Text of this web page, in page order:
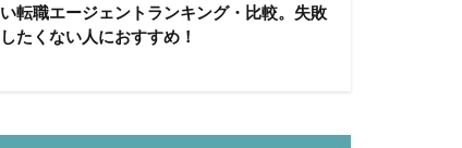
い転職エージェントランキング・比較。失敗
したくない人におすすめ！